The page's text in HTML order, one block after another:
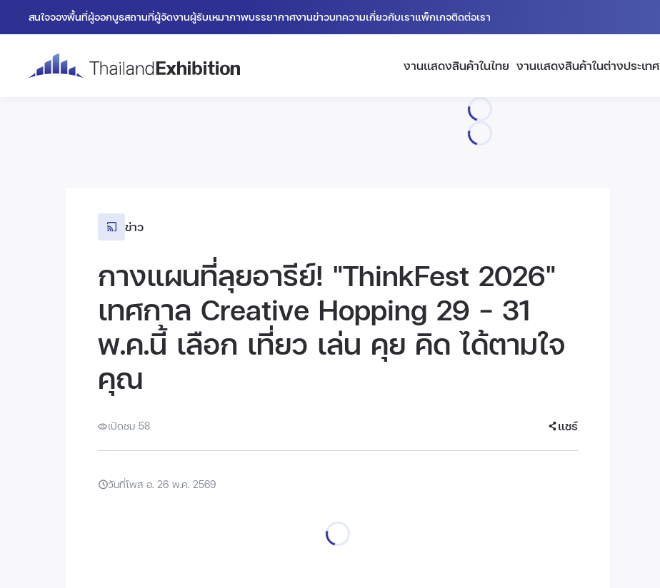
สนใจจองพื้นที่ผู้ออกบูธสถานที่ผู้จัดงานผู้รับเหมาภาพบรรยากาศงานข่าวบทความเกี่ยวกับเราแพ็กเกจติดต่อเรา
งานแสดงสินค้าในไทย งานแสดงสินค้าในต่างประเทศ
ข่าว
กางแผนที่ลุยอารีย์! "ThinkFest 2026"
เทศกาล Creative Hopping 29 - 31
พ.ค.นี้ เลือก เที่ยว เล่น คุย คิด ได้ตามใจ
คุณ
เปิดชม 58 แชร์
วันที่โพส อ. 26 พ.ค. 2569